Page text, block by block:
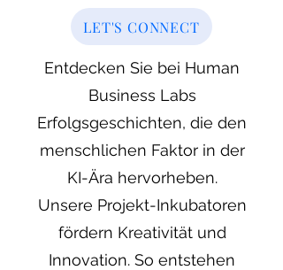
LET'S CONNECT
Entdecken Sie bei Human
Business Labs
Erfolgsgeschichten, die den
menschlichen Faktor in der
KI-Ära hervorheben.
Unsere Projekt-Inkubatoren
fördern Kreativität und
Innovation. So entstehen